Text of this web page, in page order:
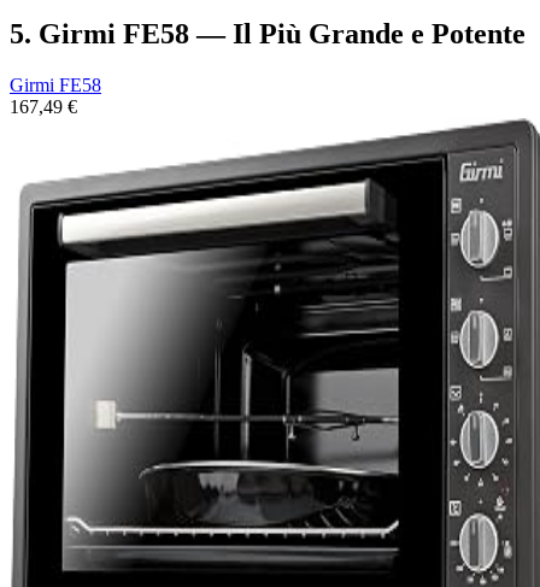
5. Girmi FE58 — Il Più Grande e Potente
Girmi FE58
167,49 €